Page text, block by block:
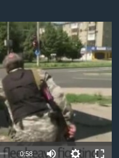
available
0:58